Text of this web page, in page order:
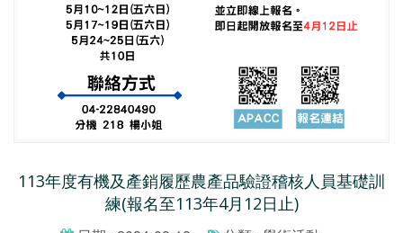
113年度有機及產銷履歷農產品驗證稽核人員基礎訓
練(報名至113年4月12日止)